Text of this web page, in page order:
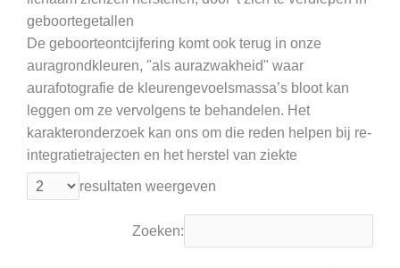
geboortegetallen
De geboorteontcijfering komt ook terug in onze
auragrondkleuren, "als aurazwakheid" waar
aurafotografie de kleurengevoelsmassa’s bloot kan
leggen om ze vervolgens te behandelen. Het
karakteronderzoek kan ons om die reden helpen bij re-
integratietrajecten en het herstel van ziekte
resultaten weergeven
Zoeken: